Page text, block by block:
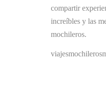
compartir
increíbles y las
mochileros.